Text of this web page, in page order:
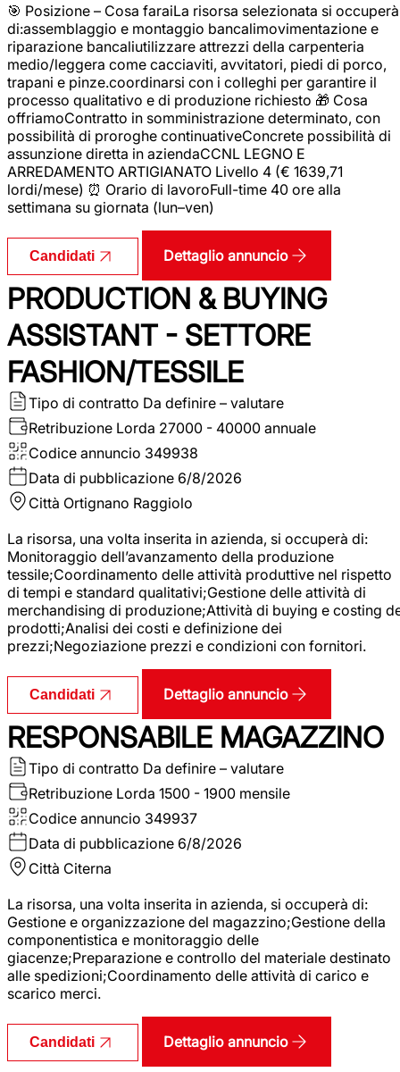
🎯 Posizione – Cosa faraiLa risorsa selezionata si occuperà
di:assemblaggio e montaggio bancalimovimentazione e
riparazione bancaliutilizzare attrezzi della carpenteria
medio/leggera come cacciaviti, avvitatori, piedi di porco,
trapani e pinze.coordinarsi con i colleghi per garantire il
processo qualitativo e di produzione richiesto 🎁 Cosa
offriamoContratto in somministrazione determinato, con
possibilità di proroghe continuativeConcrete possibilità di
assunzione diretta in aziendaCCNL LEGNO E
ARREDAMENTO ARTIGIANATO Livello 4 (€ 1639,71
lordi/mese) ⏰ Orario di lavoroFull-time 40 ore alla
settimana su giornata (lun–ven)
Candidati Dettaglio annuncio
PRODUCTION & BUYING
ASSISTANT - SETTORE
FASHION/TESSILE
Tipo di contratto Da definire – valutare
Retribuzione Lorda 27000 - 40000 annuale
Codice annuncio 349938
Data di pubblicazione 6/8/2026
Città Ortignano Raggiolo
La risorsa, una volta inserita in azienda, si occuperà di:
Monitoraggio dell’avanzamento della produzione
tessile;Coordinamento delle attività produttive nel rispetto
di tempi e standard qualitativi;Gestione delle attività di
merchandising di produzione;Attività di buying e costing
prodotti;Analisi dei costi e definizione dei
prezzi;Negoziazione prezzi e condizioni con fornitori.
Candidati Dettaglio annuncio
RESPONSABILE MAGAZZINO
Tipo di contratto Da definire – valutare
Retribuzione Lorda 1500 - 1900 mensile
Codice annuncio 349937
Data di pubblicazione 6/8/2026
Città Citerna
La risorsa, una volta inserita in azienda, si occuperà di:
Gestione e organizzazione del magazzino;Gestione della
componentistica e monitoraggio delle
giacenze;Preparazione e controllo del materiale destinato
alle spedizioni;Coordinamento delle attività di carico e
scarico merci.
Candidati Dettaglio annuncio